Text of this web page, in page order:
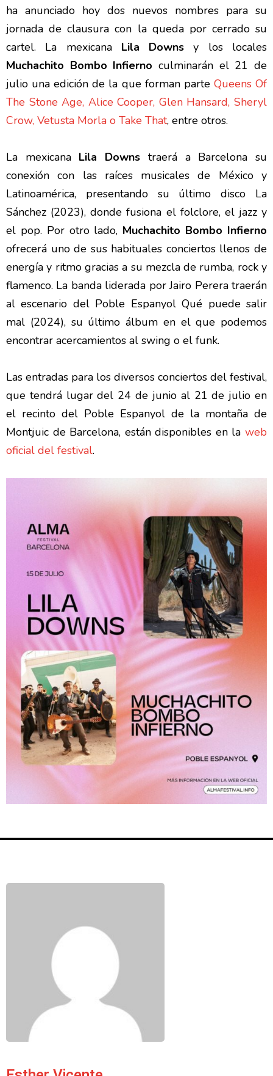
ha anunciado hoy dos nuevos nombres para su
jornada de clausura con la queda por cerrado su
cartel. La mexicana Lila Downs y los locales
Muchachito Bombo Infierno culminarán el 21 de
julio una edición de la que forman parte Queens Of
The Stone Age, Alice Cooper, Glen Hansard, Sheryl
Crow, Vetusta Morla o Take That, entre otros.
La mexicana Lila Downs traerá a Barcelona su
conexión con las raíces musicales de México y
Latinoamérica, presentando su último disco La
Sánchez (2023), donde fusiona el folclore, el jazz y
el pop. Por otro lado, Muchachito Bombo Infierno
ofrecerá uno de sus habituales conciertos llenos de
energía y ritmo gracias a su mezcla de rumba, rock y
flamenco. La banda liderada por Jairo Perera traerán
al escenario del Poble Espanyol Qué puede salir
mal (2024), su último álbum en el que podemos
encontrar acercamientos al swing o el funk.
Las entradas para los diversos conciertos del festival,
que tendrá lugar del 24 de junio al 21 de julio en
el recinto del Poble Espanyol de la montaña de
Montjuic de Barcelona, están disponibles en la web
oficial del festival.